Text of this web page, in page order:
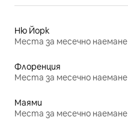
Ню Йорк
Места за месечно наемане
Флоренция
Места за месечно наемане
Маями
Места за месечно наемане